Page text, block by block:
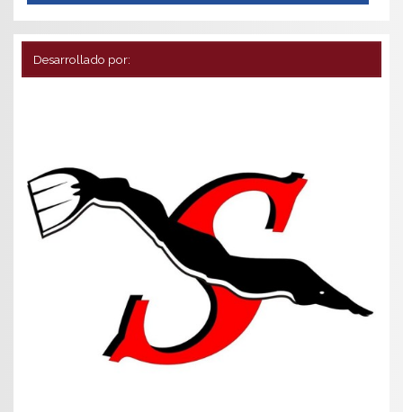
Desarrollado por: